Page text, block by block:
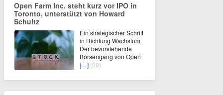
Open Farm Inc. steht kurz vor IPO in
Toronto, unterstützt von Howard
Schultz
Ein strategischer Schritt
in Richtung Wachstum
Der bevorstehende
Börsengang von Open
[…] (00)